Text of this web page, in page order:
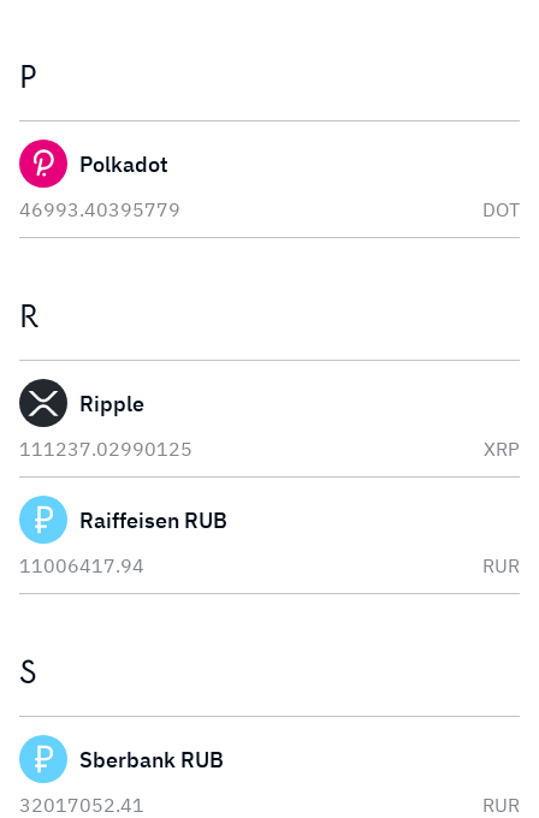
P
Polkadot
46993.40395779 DOT
R
Ripple
111237.02990125 XRP
Raiffeisen RUB
11006417.94 RUR
S
Sberbank RUB
32017052.41 RUR